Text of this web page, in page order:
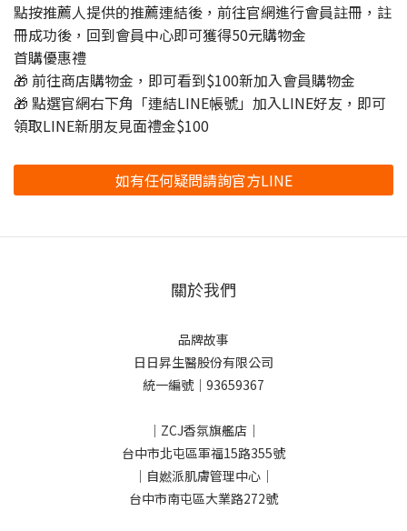
點按推薦人提供的推薦連結後，前往官網進行會員註冊，註
冊成功後，回到會員中心即可獲得50元購物金
首購優惠禮
🎁 前往商店購物金，即可看到$100新加入會員購物金
🎁 點選官網右下角「連結LINE帳號」加入LINE好友，即可
領取LINE新朋友見面禮金$100
如有任何疑問請詢官方LINE
關於我們
品牌故事
日日昇生醫股份有限公司
統一編號｜93659367
｜ZCJ香氛旗艦店｜
台中市北屯區軍福15路355號
｜自㜣派肌膚管理中心｜
台中市南屯區大業路272號